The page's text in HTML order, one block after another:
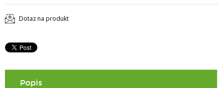
Dotaz na produkt
Popis